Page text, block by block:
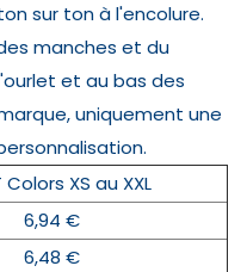
sur ton à l'encolure.
manches et du
et au bas des
uniquement une
Colors XS au XXL
6,94 €
6,48 €